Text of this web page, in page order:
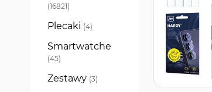
16821
produkty
Plecaki 4
produkty
Smartwatche
45
produkty
Zestawy 3
produkty